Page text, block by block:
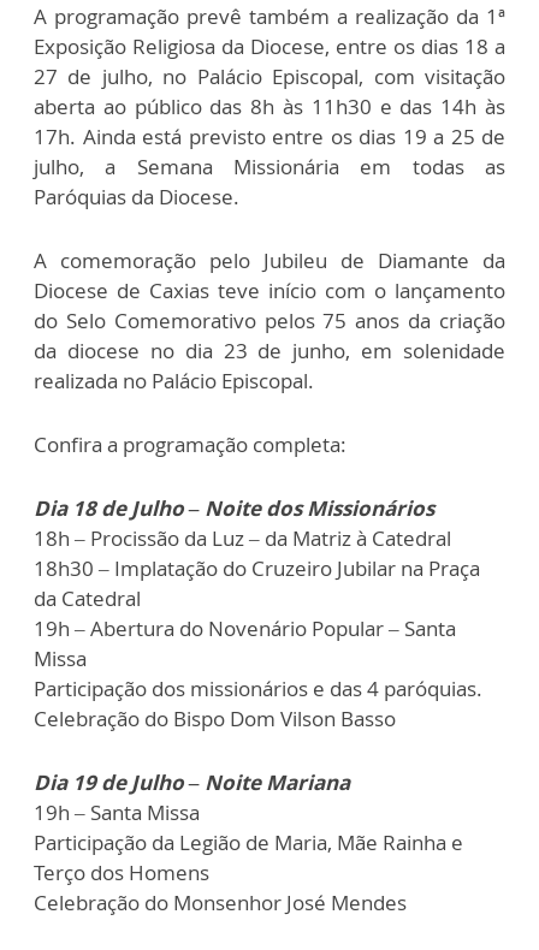
A programação prevê também a realização da 1ª
Exposição Religiosa da Diocese, entre os dias 18 a
27 de julho, no Palácio Episcopal, com visitação
aberta ao público das 8h às 11h30 e das 14h às
17h. Ainda está previsto entre os dias 19 a 25 de
julho, a Semana Missionária em todas as
Paróquias da Diocese.
A comemoração pelo Jubileu de Diamante da
Diocese de Caxias teve início com o lançamento
do Selo Comemorativo pelos 75 anos da criação
da diocese no dia 23 de junho, em solenidade
realizada no Palácio Episcopal.
Confira a programação completa:
Dia 18 de Julho – Noite dos Missionários
18h – Procissão da Luz – da Matriz à Catedral
18h30 – Implatação do Cruzeiro Jubilar na Praça
da Catedral
19h – Abertura do Novenário Popular – Santa
Missa
Participação dos missionários e das 4 paróquias.
Celebração do Bispo Dom Vilson Basso
Dia 19 de Julho – Noite Mariana
19h – Santa Missa
Participação da Legião de Maria, Mãe Rainha e
Terço dos Homens
Celebração do Monsenhor José Mendes